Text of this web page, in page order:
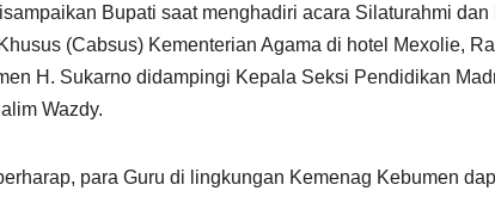
Bupati saat menghadiri acara Silaturahmi
(Cabsus) Kementerian Agama di hotel Mexolie,
H. Sukarno didampingi Kepala Seksi Pendidikan
Wazdy.
para Guru di lingkungan Kemenag Kebumen